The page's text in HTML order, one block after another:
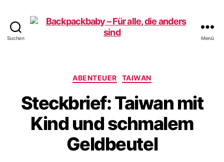
Suchen
alle,
die
anders
sind
Menü
Kategorien
ABENTEUER TAIWAN
Steckbrief: Taiwan mit
Kind und schmalem
Geldbeutel